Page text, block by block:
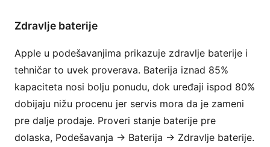
Zdravlje baterije
Apple u podešavanjima prikazuje zdravlje baterije i
tehničar to uvek proverava. Baterija iznad 85%
kapaciteta nosi bolju ponudu, dok uređaji ispod 80%
dobijaju nižu procenu jer servis mora da je zameni
pre dalje prodaje. Proveri stanje baterije pre
dolaska, Podešavanja → Baterija → Zdravlje baterije.